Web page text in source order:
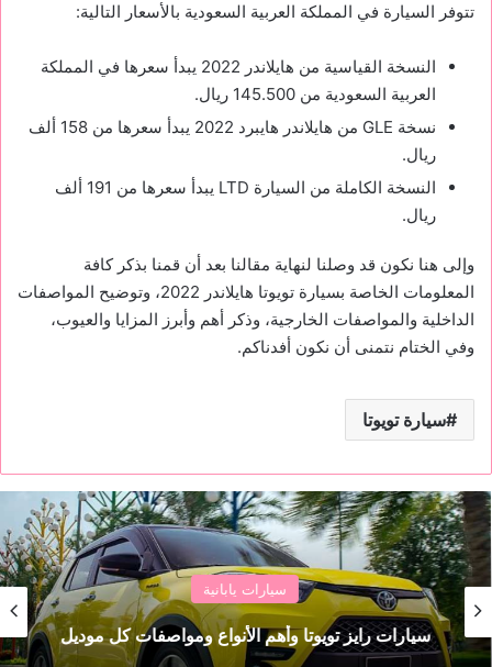
تتوفر السيارة في المملكة العربية السعودية بالأسعار التالية:
النسخة القياسية من هايلاندر 2022 يبدأ سعرها في المملكة
العربية السعودية من 145.500 ريال.
نسخة GLE من هايلاندر هايبرد 2022 يبدأ سعرها من 158 ألف
ريال.
النسخة الكاملة من السيارة LTD يبدأ سعرها من 191 ألف
ريال.
وإلى هنا نكون قد وصلنا لنهاية مقالنا بعد أن قمنا بذكر كافة
المعلومات الخاصة بسيارة تويوتا هايلاندر 2022، وتوضيح المواصفات
الداخلية والمواصفات الخارجية، وذكر أهم وأبرز المزايا والعيوب،
وفي الختام نتمنى أن نكون أفدناكم.
سيارة تويوتا
سيارات يابانية
سيارات رايز تويوتا وأهم الأنواع ومواصفات كل موديل